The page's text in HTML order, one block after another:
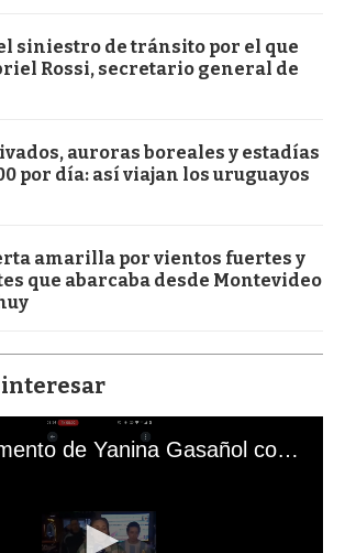
siniestro de tránsito por el que
Rossi, secretario general de
auroras boreales y estadías
por día: así viajan los uruguayos
amarilla por vientos fuertes y
que abarcaba desde Montevideo
interesar
El mal momento de Yanina Gasañol con un hincha argentino en "Subrayado"